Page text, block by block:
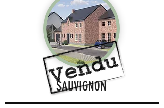
SAUVIGNON